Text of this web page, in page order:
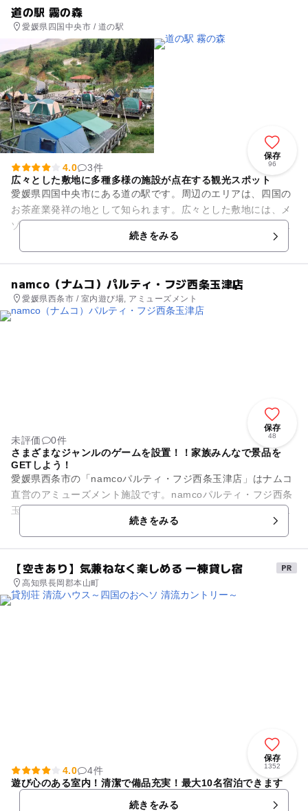
道の駅 霧の森
愛媛県四国中央市 / 道の駅
保存
96
4.0
3件
広々とした敷地に多種多様の施設が点在する観光スポット
愛媛県四国中央市にある道の駅です。周辺のエリアは、四国の
お茶産業発祥の地として知られます。広々とした敷地には、メ
ゾネット風の「霧の森コテージ」、大浴場やサウナを設けた
「霧の森交湯～館」、新宮茶に...
続きをみる
namco（ナムコ）パルティ・フジ西条玉津店
愛媛県西条市 / 室内遊び場, アミューズメント
保存
48
未評価
0件
さまざまなジャンルのゲームを設置！！家族みんなで景品を
GETしよう！
愛媛県西条市の「namcoパルティ・フジ西条玉津店」はナムコ
直営のアミューズメント施設です。namcoパルティ・フジ西条
玉津店の下の階にはドン・キホーテさん・１００円均一のダイ
続きをみる
【空きあり】気兼ねなく楽しめる 一棟貸し宿
高知県長岡郡本山町
保存
1352
4.0
4件
遊び心のある室内！清潔で備品充実！最大10名宿泊できます
続きをみる